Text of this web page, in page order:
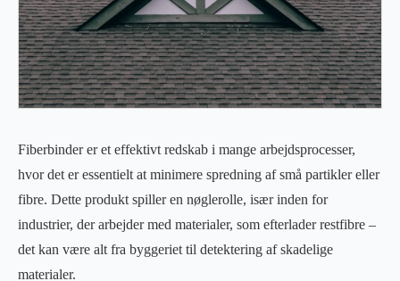
Fiberbinder er et effektivt redskab i mange arbejdsprocesser,
hvor det er essentielt at minimere spredning af små partikler eller
fibre. Dette produkt spiller en nøglerolle, især inden for
industrier, der arbejder med materialer, som efterlader restfibre –
det kan være alt fra byggeriet til detektering af skadelige
materialer.